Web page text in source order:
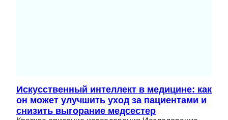
Искусственный интеллект в медицине: как
он может улучшить уход за пациентами и
снизить выгорание медсестер